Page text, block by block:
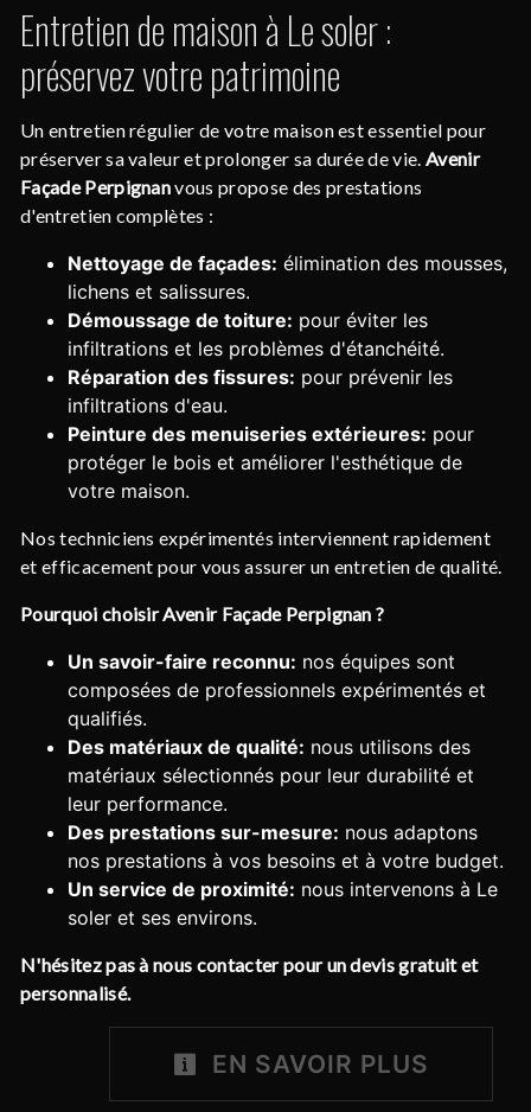
Entretien de maison à Le soler :
préservez votre patrimoine
Un entretien régulier de votre maison est essentiel pour
préserver sa valeur et prolonger sa durée de vie.Avenir
Façade Perpignanvous propose des prestations
d'entretien complètes :
Nettoyage de façades: élimination des mousses,
lichens et salissures.
Démoussage de toiture: pour éviter les
infiltrations et les problèmes d'étanchéité.
Réparation des fissures: pour prévenir les
infiltrations d'eau.
Peinture des menuiseries extérieures: pour
protéger le bois et améliorer l'esthétique de
votre maison.
Nos techniciens expérimentés interviennent rapidement
et efficacement pour vous assurer un entretien de qualité.
Pourquoi choisir Avenir Façade Perpignan ?
Un savoir-faire reconnu: nos équipes sont
composées de professionnels expérimentés et
qualifiés.
Des matériaux de qualité: nous utilisons des
matériaux sélectionnés pour leur durabilité et
leur performance.
Des prestations sur-mesure: nous adaptons
nos prestations à vos besoins et à votre budget.
Un service de proximité: nous intervenons à Le
soler et ses environs.
N'hésitez pas à nous contacter pour un devis gratuit et
personnalisé.
EN SAVOIR PLUS